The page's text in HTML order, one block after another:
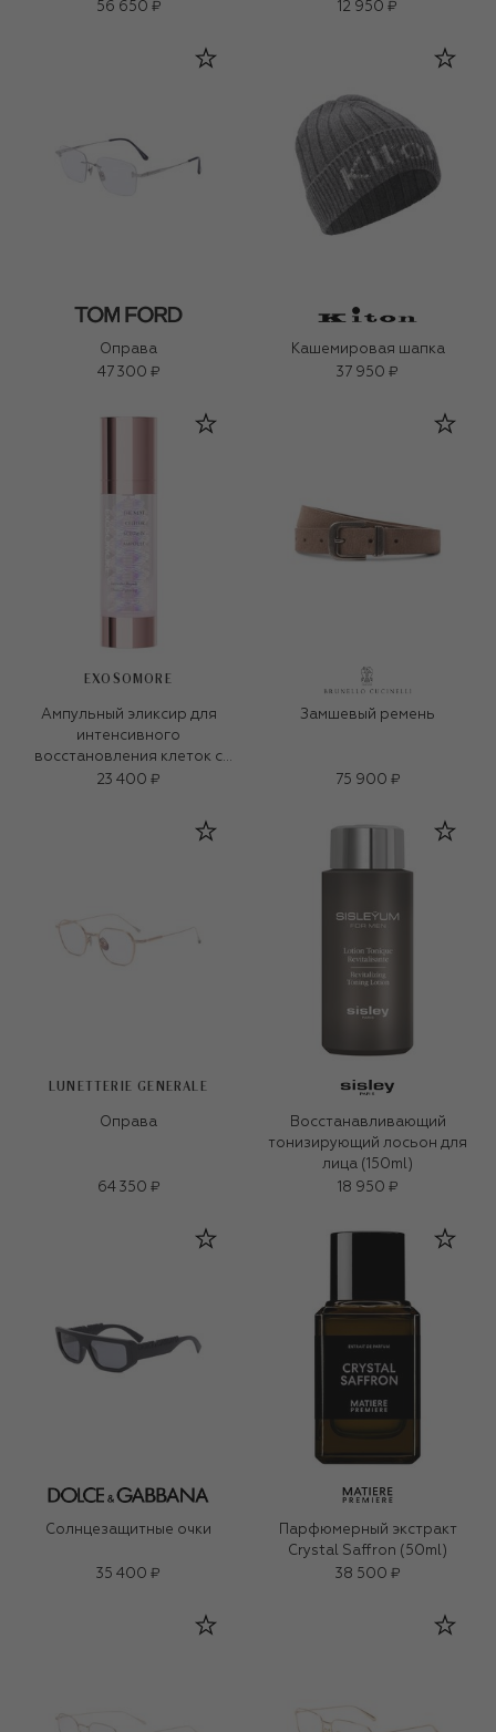
56 650 ₽ 12 950 ₽
Оправа
47 300 ₽
Кашемировая шапка
37 950 ₽
EXOSOMORE
Ампульный эликсир для
интенсивного
восстановления клеток с
экзосомами (35ml)
23 400 ₽
Замшевый ремень
75 900 ₽
LUNETTERIE GENERALE
Оправа
64 350 ₽
Восстанавливающий
тонизирующий лосьон для
лица (150ml)
18 950 ₽
Солнцезащитные очки
35 400 ₽
Парфюмерный экстракт
Crystal Saffron (50ml)
38 500 ₽